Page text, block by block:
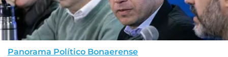
Panorama Político Bonaerense